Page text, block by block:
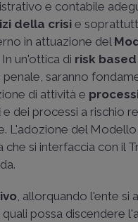
e contabile
della crisie
in attuazione del
un'ottica di risk
saranno
di attività e
e dei processi a rischio
L'adozione del
si interfaccia con il
, allorquando l'ente si
possa discendere